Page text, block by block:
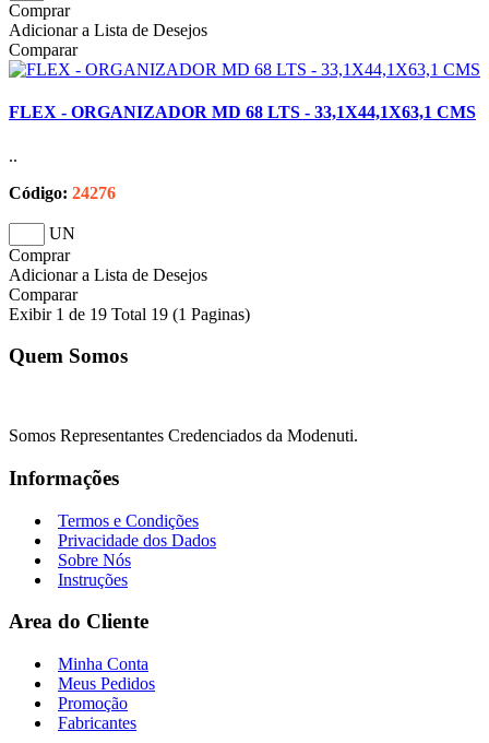
Comprar
Adicionar a Lista de Desejos
Comparar
FLEX - ORGANIZADOR MD 68 LTS - 33,1X44,1X63,1 CMS
..
Código: 24276
UN
Comprar
Adicionar a Lista de Desejos
Comparar
Exibir 1 de 19 Total 19 (1 Paginas)
Quem Somos
Somos Representantes Credenciados da Modenuti.
Informações
Termos e Condições
Privacidade dos Dados
Sobre Nós
Instruções
Area do Cliente
Minha Conta
Meus Pedidos
Promoção
Fabricantes